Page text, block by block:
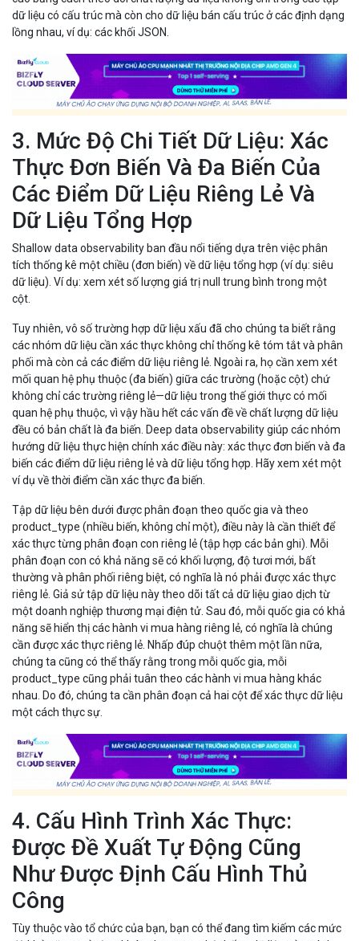
dữ liệu có cấu trúc mà còn cho dữ liệu bán cấu trúc ở các định dạng
lồng nhau, ví dụ: các khối JSON.
3. Mức Độ Chi Tiết Dữ Liệu: Xác
Thực Đơn Biến Và Đa Biến Của
Các Điểm Dữ Liệu Riêng Lẻ Và
Dữ Liệu Tổng Hợp
Shallow data observability ban đầu nổi tiếng dựa trên việc phân
tích thống kê một chiều (đơn biến) về dữ liệu tổng hợp (ví dụ: siêu
dữ liệu). Ví dụ: xem xét số lượng giá trị null trung bình trong một
cột.
Tuy nhiên, vô số trường hợp dữ liệu xấu đã cho chúng ta biết rằng
các nhóm dữ liệu cần xác thực không chỉ thống kê tóm tắt và phân
phối mà còn cả các điểm dữ liệu riêng lẻ. Ngoài ra, họ cần xem xét
mối quan hệ phụ thuộc (đa biến) giữa các trường (hoặc cột) chứ
không chỉ các trường riêng lẻ—dữ liệu trong thế giới thực có mối
quan hệ phụ thuộc, vì vậy hầu hết các vấn đề về chất lượng dữ liệu
đều có bản chất là đa biến. Deep data observability giúp các nhóm
hướng dữ liệu thực hiện chính xác điều này: xác thực đơn biến và đa
biến các điểm dữ liệu riêng lẻ và dữ liệu tổng hợp. Hãy xem xét một
ví dụ về thời điểm cần xác thực đa biến.
Tập dữ liệu bên dưới được phân đoạn theo quốc gia và theo
product_type (nhiều biến, không chỉ một), điều này là cần thiết để
xác thực từng phân đoạn con riêng lẻ (tập hợp các bản ghi). Mỗi
phân đoạn con có khả năng sẽ có khối lượng, độ tươi mới, bất
thường và phân phối riêng biệt, có nghĩa là nó phải được xác thực
riêng lẻ. Giả sử tập dữ liệu này theo dõi tất cả dữ liệu giao dịch từ
một doanh nghiệp thương mại điện tử. Sau đó, mỗi quốc gia có khả
năng sẽ hiển thị các hành vi mua hàng riêng lẻ, có nghĩa là chúng
cần được xác thực riêng lẻ. Nhấp đúp chuột thêm một lần nữa,
chúng ta cũng có thể thấy rằng trong mỗi quốc gia, mỗi
product_type cũng phải tuân theo các hành vi mua hàng khác
nhau. Do đó, chúng ta cần phân đoạn cả hai cột để xác thực dữ liệu
một cách thực sự.
4. Cấu Hình Trình Xác Thực:
Được Đề Xuất Tự Động Cũng
Như Được Định Cấu Hình Thủ
Công
Tùy thuộc vào tổ chức của bạn, bạn có thể đang tìm kiếm các mức